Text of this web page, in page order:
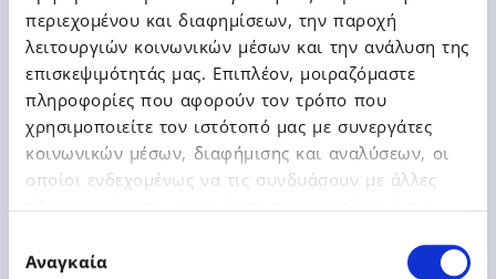
περιεχομένου και διαφημίσεων, την παροχή
λειτουργιών κοινωνικών μέσων και την ανάλυση της
επισκεψιμότητάς μας. Επιπλέον, μοιραζόμαστε
πληροφορίες που αφορούν τον τρόπο που
χρησιμοποιείτε τον ιστότοπό μας με συνεργάτες
κοινωνικών μέσων, διαφήμισης και αναλύσεων, οι
οποίοι ενδεχομένως να τις συνδυάσουν με άλλες
σας χρήση των υπηρεσιών τους.
συγκατάθεσης
Αναγκαία
acquisition of all minority shares of
its subsidiary DATA
COMMUNICATION S.A.